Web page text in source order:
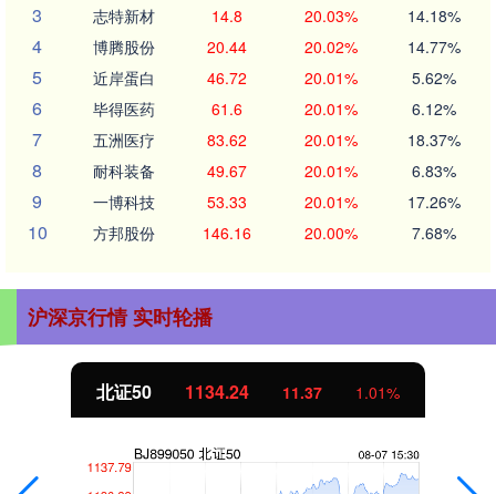
3 志特新材 14.8 20.03% 14.18%
4 博腾股份 20.44 20.02% 14.77%
5 近岸蛋白 46.72 20.01% 5.62%
6 毕得医药 61.6 20.01% 6.12%
7 五洲医疗 83.62 20.01% 18.37%
8 耐科装备 49.67 20.01% 6.83%
9 一博科技 53.33 20.01% 17.26%
10 方邦股份 146.16 20.00% 7.68%
沪深京行情 实时轮播
北证50 1134.24 11.37 1.01%